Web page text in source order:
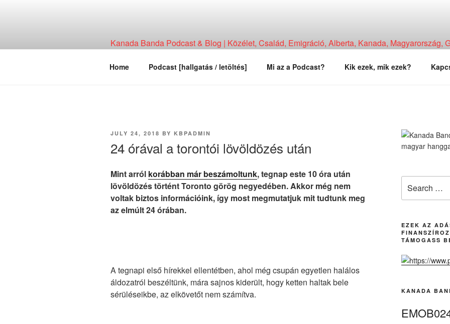
Kanada Banda Podcast & Blog | Közélet, Család, Emigráció, Alberta, Kanada, Magyarország,
Home Podcast [hallgatás / letöltés] Mi az a Podcast? Kik ezek, mik ezek?
POSTED
JULY 24, 2018 BY KBPADMIN
24 órával a torontói lövöldözés után
Mint arról korábban már beszámoltunk, tegnap este 10 óra után
lövöldözés történt Toronto görög negyedében. Akkor még nem
voltak biztos információink, így most megmutatjuk mit tudtunk meg
az elmúlt 24 órában.
A tegnapi első hírekkel ellentétben, ahol még csupán egyetlen halálos
áldozatról beszéltünk, mára sajnos kiderült, hogy ketten haltak bele
sérüléseikbe, az elkövetőt nem számítva.
for:
EZEK AZ
TÁMOGASS
KANADA